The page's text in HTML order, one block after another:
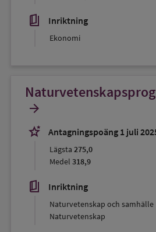
book_5 Inriktning
Ekonomi
arrow_forward
stars_2
Antagningspoäng 1 juli
Lägsta 275,0
Medel 318,9
book_5 Inriktning
Naturvetenskap och samhälle
Naturvetenskap